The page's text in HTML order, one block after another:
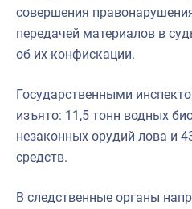
совершения
передачей материалов в
об их конфискации.
Государственными
изъято: 11,5 тонн водных
незаконных орудий лова и
средств.
В следственные органы